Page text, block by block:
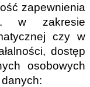
zapewnienia
w zakresie
czy w
dostęp
osobowych